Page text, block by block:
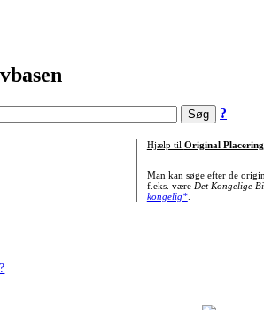
?
?
Hjælp til Original Placering
Man kan søge efter de
f.eks. være Det Kongelige
kongelig*.